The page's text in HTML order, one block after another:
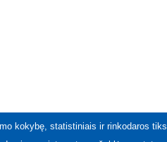
kokybę, statistiniais ir rinkodaros